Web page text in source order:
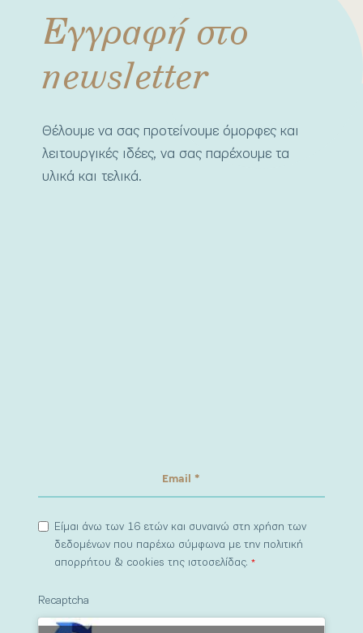
Εγγραφή στο
newsletter
Θέλουμε να σας προτείνουμε όμορφες και
λειτουργικές ιδέες, να σας παρέχουμε τα
υλικά και τελικά.
Είμαι άνω των 16 ετών και συναινώ στη χρήση των
δεδομένων που παρέχω σύμφωνα με την πολιτική
απορρήτου & cookies της ιστοσελίδας.*
Recaptcha